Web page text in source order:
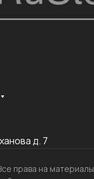
д. 7
права на материалы